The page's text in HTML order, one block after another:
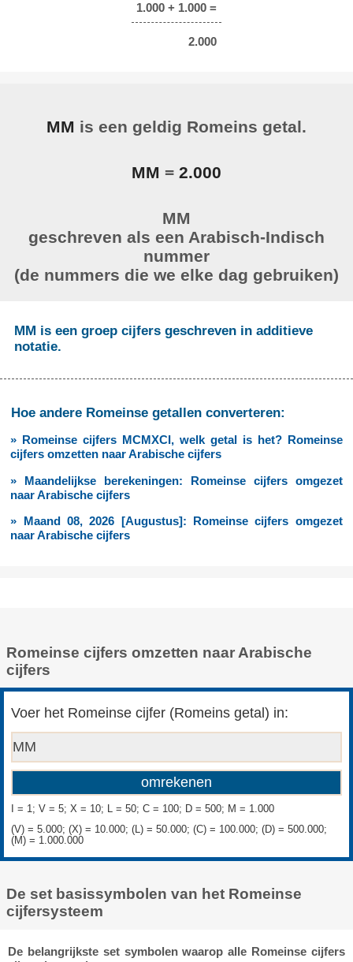
1.000 + 1.000 =
2.000
MM is een geldig Romeins getal.
MM = 2.000
MM
geschreven als een Arabisch-Indisch
nummer
(de nummers die we elke dag gebruiken)
MM is een groep cijfers geschreven in additieve
notatie.
Hoe andere Romeinse getallen converteren:
» Romeinse cijfers MCMXCI, welk getal is het? Romeinse
cijfers omzetten naar Arabische cijfers
» Maandelijkse berekeningen: Romeinse cijfers omgezet
naar Arabische cijfers
» Maand 08, 2026 [Augustus]: Romeinse cijfers omgezet
naar Arabische cijfers
Romeinse cijfers omzetten naar Arabische
cijfers
Voer het Romeinse cijfer (Romeins getal) in:
I = 1; V = 5; X = 10; L = 50; C = 100; D = 500; M = 1.000
(V) = 5.000; (X) = 10.000; (L) = 50.000; (C) = 100.000; (D) = 500.000;
(M) = 1.000.000
De set basissymbolen van het Romeinse
cijfersysteem
De belangrijkste set symbolen waarop alle Romeinse cijfers